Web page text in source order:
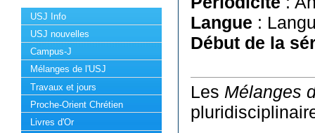
USJ Info
USJ nouvelles
Campus-J
Mélanges de l'USJ
Travaux et jours
Proche-Orient Chrétien
Livres d'Or
Langue :
Début de la
Les Mélanges